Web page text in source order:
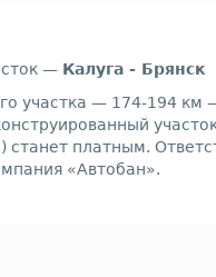
— Калуга - Брянск
участка — 174-194 км
платным.
«Автобан».